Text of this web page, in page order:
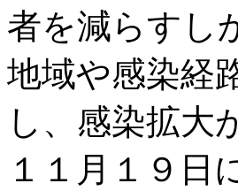
者を減らす
地域や感染経
し、感染拡大
１１月１９日